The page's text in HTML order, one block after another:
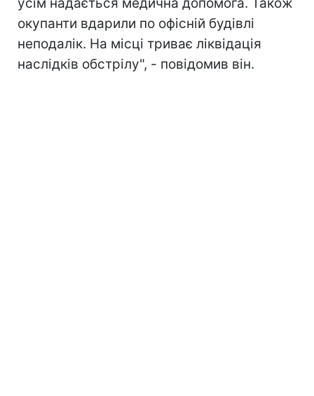
окупанти вдарили по офісній будівлі
неподалік. На місці триває ліквідація
наслідків обстрілу", - повідомив він.